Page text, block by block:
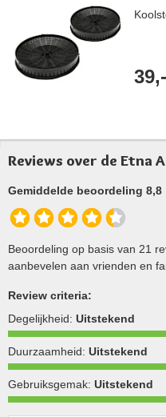
39,-
Reviews over de Etna
Gemiddelde beoordeling 8,8
Beoordeling op basis van 21
aanbevelen aan vrienden en
Review criteria:
Degelijkheid: Uitstekend
Duurzaamheid: Uitstekend
Gebruiksgemak: Uitstekend